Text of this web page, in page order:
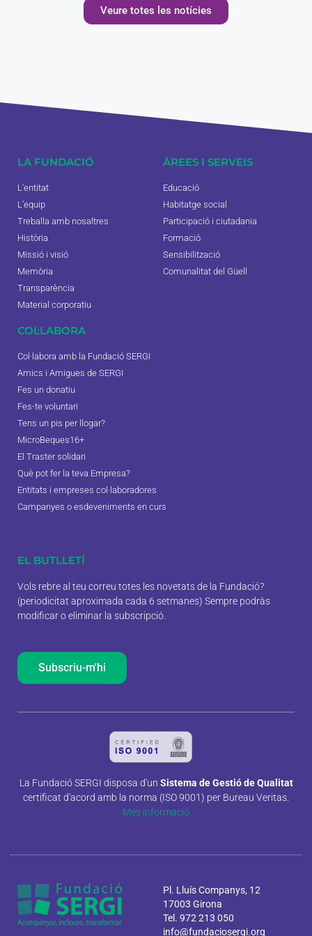
Veure totes les notícies
LA FUNDACIÓ
L'entitat
L'equip
Treballa amb nosaltres
Història
Missió i visió
Memòria
Transparència
Material corporatiu
ÀREES I SERVEIS
Educació
Habitatge social
Participació i ciutadania
Formació
Sensibilització
Comunalitat del Güell
COL·LABORA
Col·labora amb la Fundació SERGI
Amics i Amigues de SERGI
Fes un donatiu
Fes-te voluntari
Tens un pis per llogar?
MicroBeques16+
El Traster solidari
Què pot fer la teva Empresa?
Entitats i empreses col·laboradores
Campanyes o esdeveniments en curs
EL BUTLLETÍ
Vols rebre al teu correu totes les novetats de la Fundació?
(periodicitat aproximada cada 6 setmanes) Sempre podràs
modificar o eliminar la subscripció.
Subscriu-m'hi
La Fundació SERGI disposa d'un Sistema de Gestió de Qualitat
certificat d'acord amb la norma (ISO 9001) per Bureau Veritas.
Més informació
Pl. Lluís Companys, 12
17003 Girona
Tel. 972 213 050
info@fundaciosergi.org